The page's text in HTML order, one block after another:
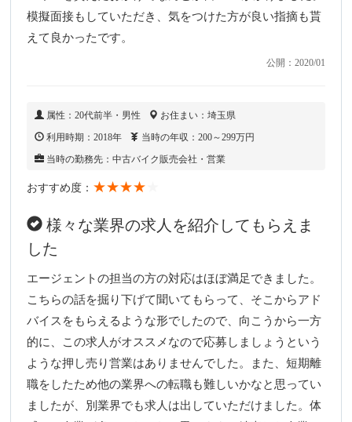
模擬面接もしていただき、気をつけた方が良い指摘も貰
えて良かったです。
公開：2020/01
属性：20代前半・男性
お住まい：埼玉県
利用時期：2018年
当時の年収：200～299万円
当時の勤務先：中古バイク販売会社・営業
おすすめ度： ★★★★
様々な業界の求人を紹介してもらえま
した
エージェントの担当の方の対応はほぼ満足できました。
こちらの話を掘り下げて聞いてもらって、そこからアド
バイスをもらえるような形でしたので、向こうから一方
的に、この求人がオススメなので応募しましょうという
ような押し売り営業はありませんでした。また、短期離
職をしたため他の業界への転職も難しいかなと思ってい
ましたが、別業界でも求人は出していただけました。体